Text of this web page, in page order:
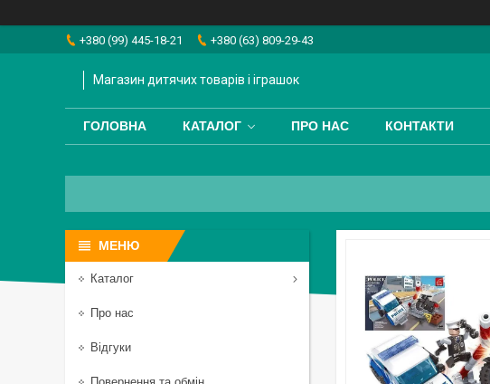
+380 (99) 445-18-21 +380 (63) 809-29-43
Магазин дитячих товарів і іграшок
ГОЛОВНА КАТАЛОГ ПРО НАС КОНТАКТИ
Каталог
Про нас
Відгуки